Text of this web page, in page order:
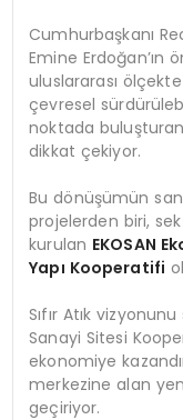
Cumhurbaşkanı
Emine
uluslararası
çevresel
noktada
dikkat çekiyor.
Bu dönüşümün
projelerden biri,
kurulan EKOSAN
Yapı Kooperatifi
Sıfır Atık
Sanayi Sitesi
ekonomiye
merkezine alan
geçiriyor.